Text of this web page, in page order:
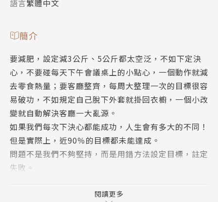
語言繁體中文
簡介
要減肥，設定減3公斤、5公斤都太空泛，不如下定決
心，不要碰每天下午會議桌上的小點心，一個動作就減
去零食熱量；要客廳整齊，每周大整理一次的目標很容
易破功，不如規定自己脫下外套就掛回衣櫥，一個小改
變就自動解決客廳一大亂源。
如果我們每次下決心都能成功，人生會有多大的不同！
但是實際上，近90％的目標都未能達成。
問題不是我們不夠堅持，而是用錯方法設定目標，註定
失敗。
琳從生活中深刻的體悟。在現今快節奏、沒有空隙的生
閱讀更多